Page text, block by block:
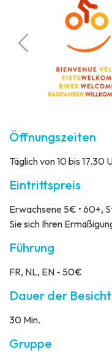
Öffnungszeiten
Täglich von 10 bis 17.30
Eintrittspreis
Erwachsene 5€ • 60+,
Sie sich Ihren
Führung
FR, NL, EN - 50€
Dauer der
30 Min.
Gruppe